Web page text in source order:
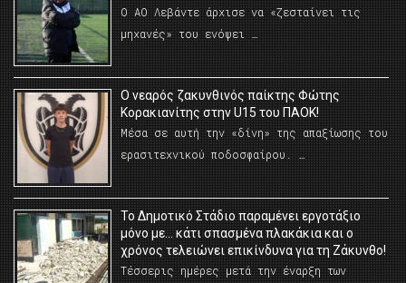
Ο ΑΟ Λεβάντε άρχισε να «ζεσταίνει τις
μηχανές» του ενόψει …
O νεαρός ζακυνθινός παίκτης Φώτης
Κορακιανίτης στην U15 του ΠΑΟΚ!
Μέσα σε αυτή την «δίνη» της απαξίωσης του
ερασιτεχνικού ποδοσφαίρου. …
Το Δημοτικό Στάδιο παραμένει εργοτάξιο
μόνο με… κάτι σπασμένα πλακάκια και ο
χρόνος τελειώνει επικίνδυνα για τη Ζάκυνθο!
Τέσσερις ημέρες μετά την έναρξη των